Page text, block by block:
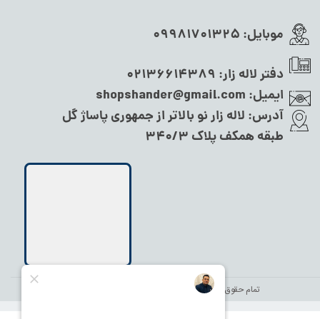
تمام حقوق این سایت متعلق به
موبایل: 09981701325
دفتر لاله زار: 02136614389
ایمیل: shopshander@gmail.com
آدرس: لاله زار نو بالاتر از جمهوری پاساژ گل
طبقه همکف پلاک ۳۴۰/۳